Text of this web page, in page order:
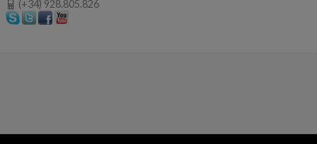
(+34) 928.805.826